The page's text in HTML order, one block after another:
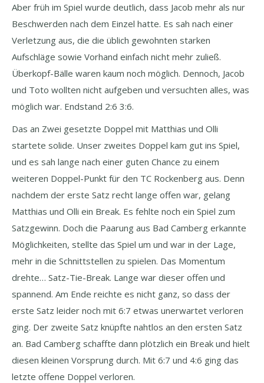
Aber früh im Spiel wurde deutlich, dass Jacob mehr als nur
Beschwerden nach dem Einzel hatte. Es sah nach einer
Verletzung aus, die die üblich gewohnten starken
Aufschläge sowie Vorhand einfach nicht mehr zuließ.
Überkopf-Bälle waren kaum noch möglich. Dennoch, Jacob
und Toto wollten nicht aufgeben und versuchten alles, was
möglich war. Endstand 2:6 3:6.
Das an Zwei gesetzte Doppel mit Matthias und Olli
startete solide. Unser zweites Doppel kam gut ins Spiel,
und es sah lange nach einer guten Chance zu einem
weiteren Doppel-Punkt für den TC Rockenberg aus. Denn
nachdem der erste Satz recht lange offen war, gelang
Matthias und Olli ein Break. Es fehlte noch ein Spiel zum
Satzgewinn. Doch die Paarung aus Bad Camberg erkannte
Möglichkeiten, stellte das Spiel um und war in der Lage,
mehr in die Schnittstellen zu spielen. Das Momentum
drehte… Satz-Tie-Break. Lange war dieser offen und
spannend. Am Ende reichte es nicht ganz, so dass der
erste Satz leider noch mit 6:7 etwas unerwartet verloren
ging. Der zweite Satz knüpfte nahtlos an den ersten Satz
an. Bad Camberg schaffte dann plötzlich ein Break und hielt
diesen kleinen Vorsprung durch. Mit 6:7 und 4:6 ging das
letzte offene Doppel verloren.